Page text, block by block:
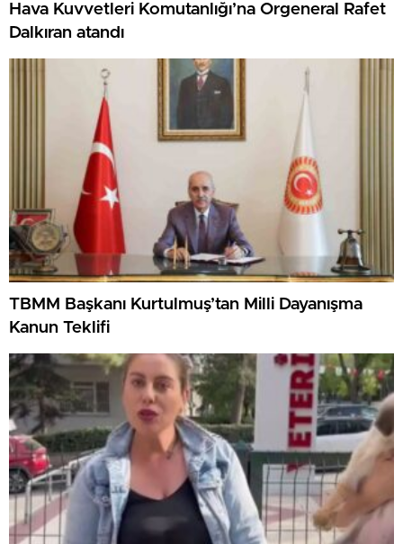
Hava Kuvvetleri Komutanlığı’na Orgeneral Rafet
Dalkıran atandı
TBMM Başkanı Kurtulmuş’tan Milli Dayanışma
Kanun Teklifi